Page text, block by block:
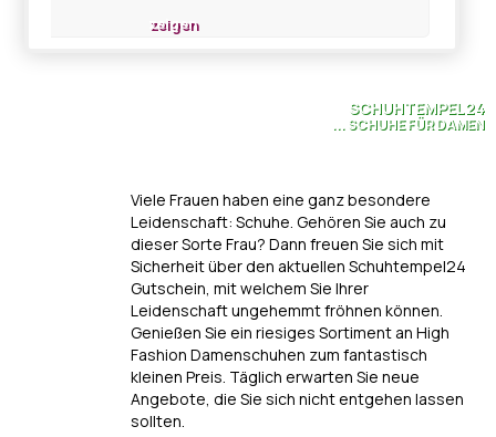
zeigen
SCHUHTEMPEL24
... SCHUHE FÜR DAMEN
Viele Frauen haben eine ganz besondere
Leidenschaft: Schuhe. Gehören Sie auch zu
dieser Sorte Frau? Dann freuen Sie sich mit
Sicherheit über den aktuellen Schuhtempel24
Gutschein, mit welchem Sie Ihrer
Leidenschaft ungehemmt fröhnen können.
Genießen Sie ein riesiges Sortiment an High
Fashion Damenschuhen zum fantastisch
kleinen Preis. Täglich erwarten Sie neue
Angebote, die Sie sich nicht entgehen lassen
sollten.